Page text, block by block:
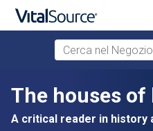
Passa al contenuto
Cerca nel Negozio
The houses
A critical reader in history